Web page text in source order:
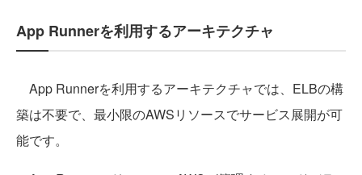
App Runnerを利用するアーキテクチャ
App Runnerを利用するアーキテクチャでは、ELBの構
築は不要で、最小限のAWSリソースでサービス展開が可
能です。